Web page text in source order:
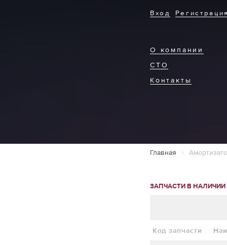
О компании
СТО
Контакты
Вход
Главная
ЗАПЧАСТИ В НАЛИЧИИ
Код запчасти